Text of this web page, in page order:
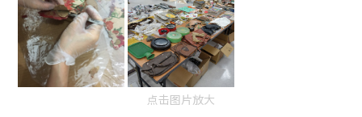
点击图片放大